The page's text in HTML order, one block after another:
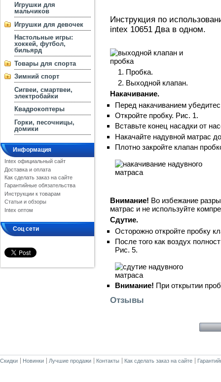
Игрушки для
мальчиков
Игрушки для девочек
Настольные игры:
хоккей, футбол,
бильярд
Товары для спорта
Зимний спорт
Сигвеи, смартвеи,
электробайки
Квадрокоптеры
Горки, песочницы,
домики
Информация
Intex официальный сайт
Доставка и оплата
Как сделать заказ на сайте
Гарантийные обязательства
Инструкции к товарам
Статьи и обзоры
Intex оптом
Соц сети
Инструкция по
intex 10651 Два в одном.
Пробка.
Выходной клапан.
Накачивание.
Перед накачиванием
Откройте пробку. Рис. 1.
Вставьте конец насадки от
Накачайте надувной матрас
Плотно закройте клапан
Внимание! Во избежание
матрас и не используйте
Сдутие.
Осторожно откройте пробку
После того как воздух
Рис. 5.
Внимание! При открытии
Отзывы
Скидки Новинки Лучшие продажи Контакты Как сделать заказ на сайте